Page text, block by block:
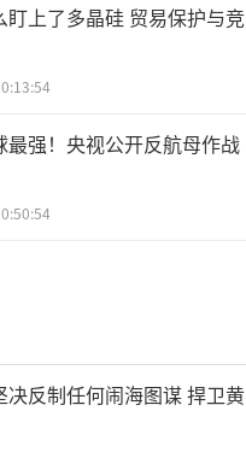
盯上了多晶硅 贸易保护与竞
最强！央视公开反航母作战
决反制任何闹海图谋 捍卫黄